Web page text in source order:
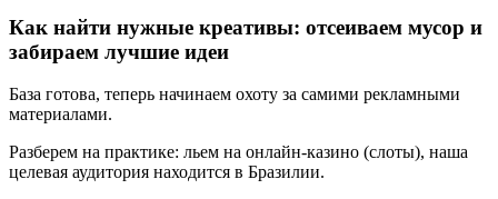
Как найти нужные креативы: отсеиваем мусор и
забираем лучшие идеи
База готова, теперь начинаем охоту за самими рекламными
материалами.
Разберем на практике: льем на онлайн-казино (слоты), наша
целевая аудитория находится в Бразилии.